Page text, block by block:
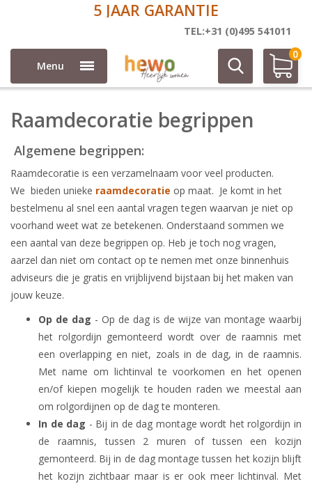
5 JAAR GARANTIE
TEL:+31 (0)495 541011
Menu
0
Raamdecoratie begrippen
Raamdecoratie begrippen
Algemene begrippen:
Raamdecoratie is een verzamelnaam voor veel producten.
We bieden unieke raamdecoratie op maat. Je komt in het
bestelmenu al snel een aantal vragen tegen waarvan je niet op
voorhand weet wat ze betekenen. Onderstaand sommen we
een aantal van deze begrippen op. Heb je toch nog vragen,
aarzel dan niet om contact op te nemen met onze binnenhuis
adviseurs die je gratis en vrijblijvend bijstaan bij het maken van
jouw keuze.
Op de dag - Op de dag is de wijze van montage waarbij
het rolgordijn gemonteerd wordt over de raamnis met
een overlapping en niet, zoals in de dag, in de raamnis.
Met name om lichtinval te voorkomen en het openen
en/of kiepen mogelijk te houden raden we meestal aan
om rolgordijnen op de dag te monteren.
In de dag - Bij in de dag montage wordt het rolgordijn in
de raamnis, tussen 2 muren of tussen een kozijn
gemonteerd. Bij in de dag montage tussen het kozijn blijft
het kozijn zichtbaar maar is er ook meer lichtinval. Met